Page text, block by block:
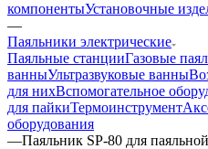
компонентыУстановочные
—
Паяльники электрические
Паяльные станцииГазовые
ванныУльтразвуковые ванны
для нихВспомогательное
для пайкиТермоинструмент
оборудования
—Паяльник SP-80 для